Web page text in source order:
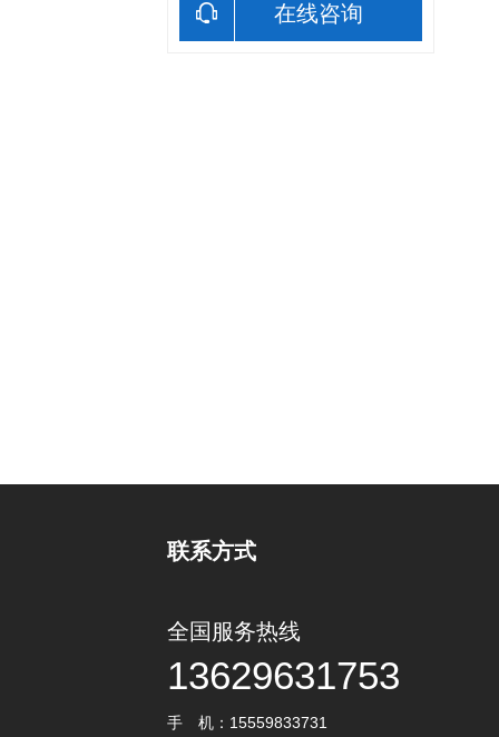
在线咨询
联系方式
全国服务热线
13629631753
手 机：15559833731